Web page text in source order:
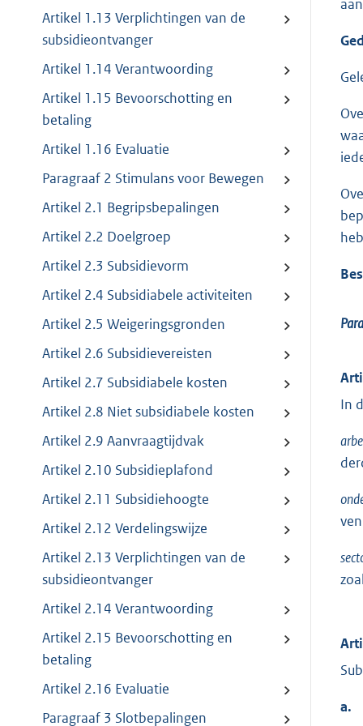
Artikel 1.13 Verplichtingen van de
subsidieontvanger
Artikel 1.14 Verantwoording
Artikel 1.15 Bevoorschotting en
betaling
Artikel 1.16 Evaluatie
Paragraaf 2 Stimulans voor Bewegen
Artikel 2.1 Begripsbepalingen
Artikel 2.2 Doelgroep
Artikel 2.3 Subsidievorm
Artikel 2.4 Subsidiabele activiteiten
Artikel 2.5 Weigeringsgronden
Artikel 2.6 Subsidievereisten
Artikel 2.7 Subsidiabele kosten
Artikel 2.8 Niet subsidiabele kosten
Artikel 2.9 Aanvraagtijdvak
Artikel 2.10 Subsidieplafond
Artikel 2.11 Subsidiehoogte
Artikel 2.12 Verdelingswijze
Artikel 2.13 Verplichtingen van de
subsidieontvanger
Artikel 2.14 Verantwoording
Artikel 2.15 Bevoorschotting en
betaling
Artikel 2.16 Evaluatie
Paragraaf 3 Slotbepalingen
In
a.